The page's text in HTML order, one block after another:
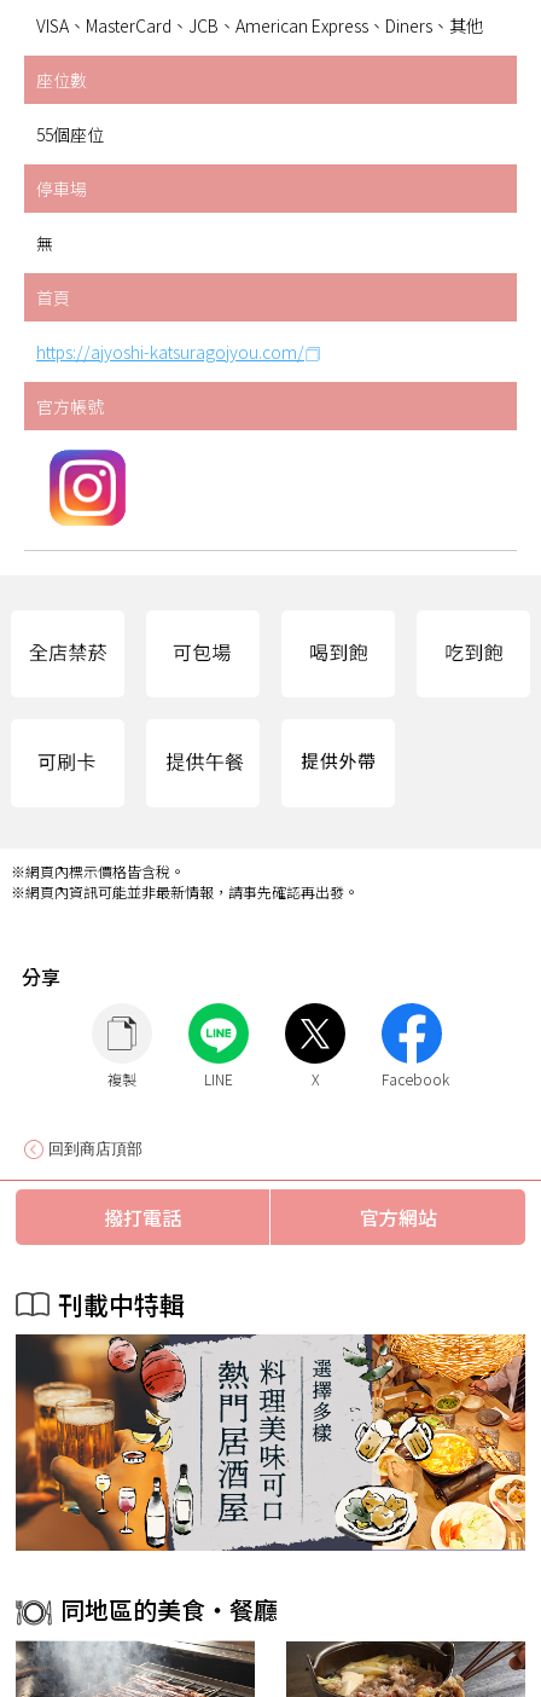
VISA、MasterCard、JCB、American Express、Diners、其他
座位數
55個座位
停車場
無
首頁
https://ajyoshi-katsuragojyou.com/
官方帳號
※網頁內標示價格皆含稅。
※網頁內資訊可能並非最新情報，請事先確認再出發。
分享
複製 LINE X Facebook
回到商店頂部
撥打電話 官方網站
刊載中特輯
同地區的美食・餐廳